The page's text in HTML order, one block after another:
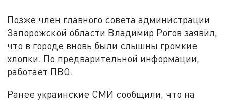
Позже член главного совета администрации
Запорожской области Владимир Рогов заявил,
что в городе вновь были слышны громкие
хлопки. По предварительной информации,
работает ПВО.
Ранее украинские СМИ сообщили, что на